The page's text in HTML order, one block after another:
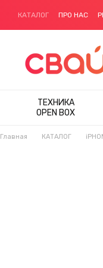
КАТАЛОГ ПРО НАС
ТЕХНИКА
OPEN BOX
Главная КАТАЛОГ